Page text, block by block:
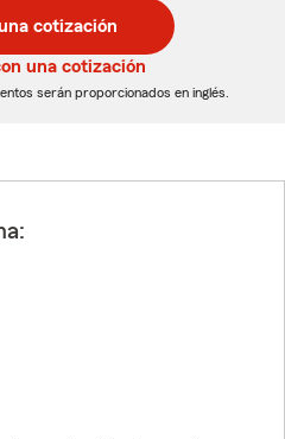
cotización
una cotización
serán proporcionados en inglés.